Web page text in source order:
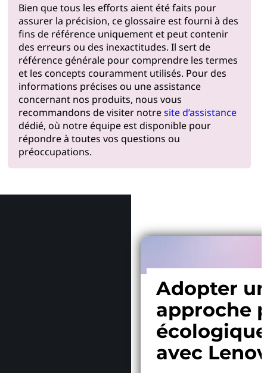
Bien que tous les efforts aient été faits pour
assurer la précision, ce glossaire est fourni à des
fins de référence uniquement et peut contenir
des erreurs ou des inexactitudes. Il sert de
référence générale pour comprendre les termes
et les concepts couramment utilisés. Pour des
informations précises ou une assistance
concernant nos produits, nous vous
recommandons de visiter notresite d’assistance
dédié, où notre équipe est disponible pour
répondre à toutes vos questions ou
préoccupations.
Adopter
approche
écologique
avec